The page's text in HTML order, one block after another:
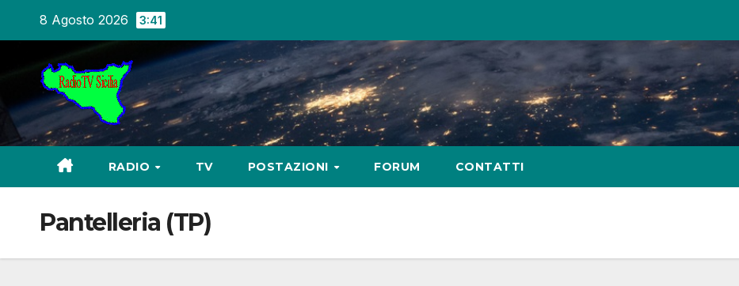
8 Agosto 2026 3:41
RADIO TV POSTAZIONI FORUM CONTATTI
Pantelleria (TP)